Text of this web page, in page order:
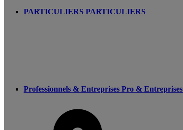
PARTICULIERS PARTICULIERS
Professionnels & Entreprises Pro & Entreprises